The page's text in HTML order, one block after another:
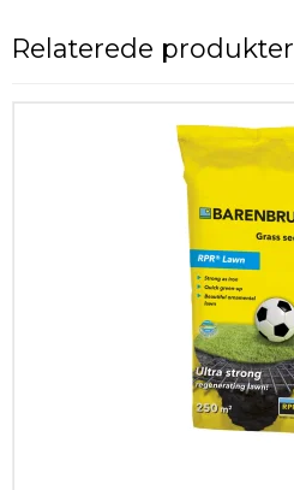
Relaterede produkter